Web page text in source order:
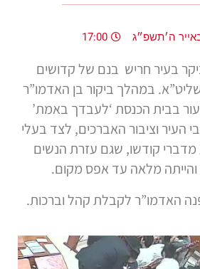
ה׳תשפ״ג 17:00
בעיר חריש בנם של קדושים
במהלך ביקור בן האדמו”ר
בבית הכנסת ‘לעבדך באמת’
העיר וציבור האברכים, לצד בעלי
מדברי קודשו, שגם עזרת הנשים
והייתה מלאה עד אפס מקום.
האדמו”ר לקבלת קהל וברכות.